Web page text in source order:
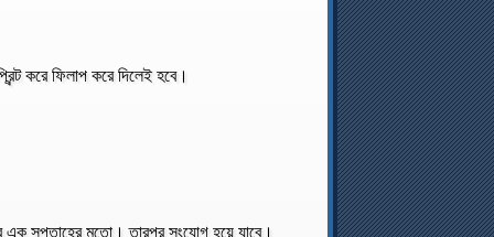
করে ফিলাপ করে দিলেই হবে।
এক সপ্তাহের মতো। তারপর সংযোগ হয়ে যাবে।